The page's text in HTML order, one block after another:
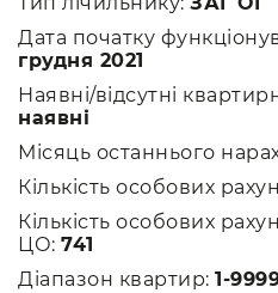
Дата початку
грудня 2021
Наявні/відсутні
наявні
Місяць останнього
Кількість особових
Кількість особових
ЦО: 741
Діапазон квартир: 1-